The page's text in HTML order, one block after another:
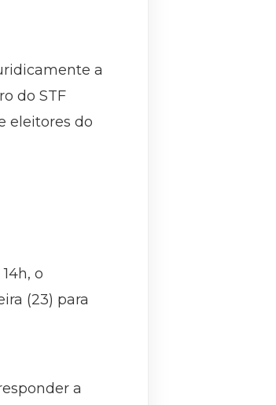
a
do STF
eleitores do
o
(23) para
a